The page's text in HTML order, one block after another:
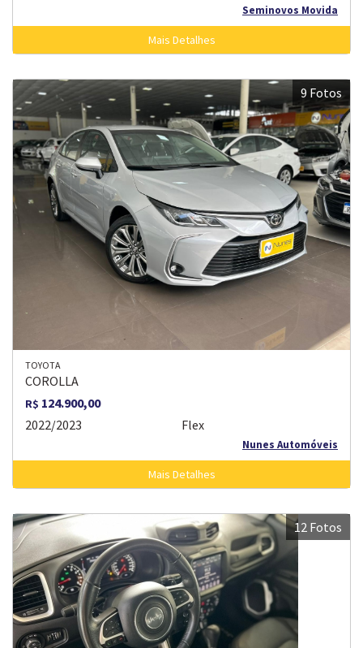
Seminovos Movida
Mais Detalhes
9 Fotos
TOYOTA
COROLLA
R$ 124.900,00
2022/2023
Flex
Nunes Automóveis
Mais Detalhes
12 Fotos